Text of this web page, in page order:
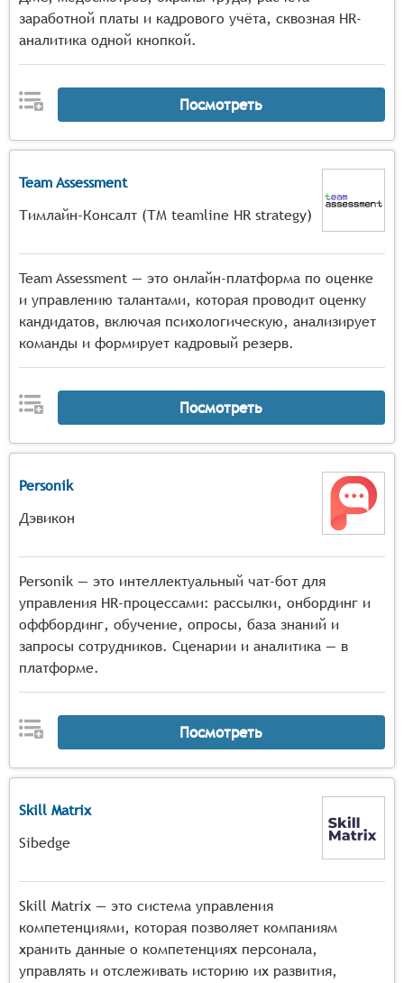
заработной платы и кадрового учёта, сквозная HR-
аналитика одной кнопкой.
Посмотреть
Team Assessment
Тимлайн-Консалт (ТМ teamline HR strategy)
Team Assessment — это онлайн-платформа по оценке
и управлению талантами, которая проводит оценку
кандидатов, включая психологическую, анализирует
команды и формирует кадровый резерв.
Посмотреть
Personik
Дэвикон
Personik — это интеллектуальный чат-бот для
управления HR-процессами: рассылки, онбординг и
оффбординг, обучение, опросы, база знаний и
запросы сотрудников. Сценарии и аналитика — в
платформе.
Посмотреть
Skill Matrix
Sibedge
Skill Matrix — это система управления
компетенциями, которая позволяет компаниям
хранить данные о компетенциях персонала,
управлять и отслеживать историю их развития,